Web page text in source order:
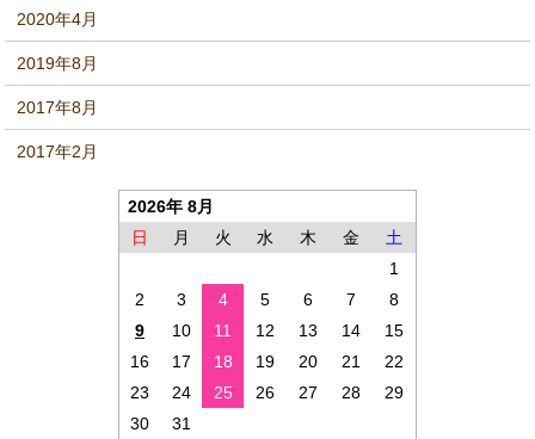
2020年4月
2019年8月
2017年8月
2017年2月
2026年 8月
日
月 火 水 木 金
土
1
2
3 4 5 6 7
8
9
10 11 12 13 14
15
16
17 18 19 20 21
22
23
24 25 26 27 28
29
30
31